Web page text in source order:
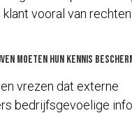
vooral van rechten
moeten hun kennis
vrezen dat externe
bedrijfsgevoelige